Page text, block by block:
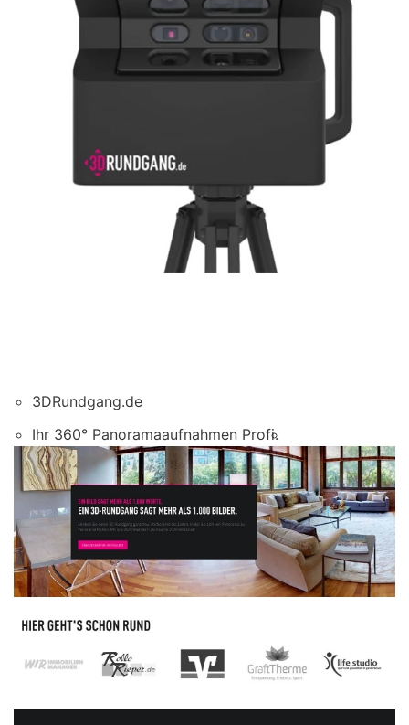
3DRundgang.de
Ihr 360° Panoramaaufnahmen Profi.